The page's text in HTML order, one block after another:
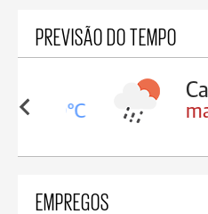
PREVISÃO DO TEMPO
19°C max
EMPREGOS